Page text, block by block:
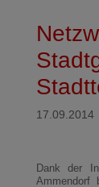
17.09.2014
Dank der
Ammendorf